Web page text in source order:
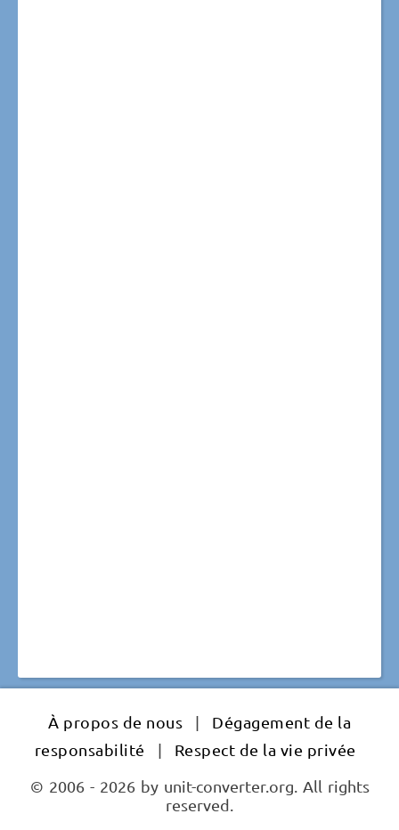
À propos de nous |
Dégagement de la
responsabilité
|
Respect de la vie privée
© 2006 - 2026 by unit-converter.org. All rights
reserved.